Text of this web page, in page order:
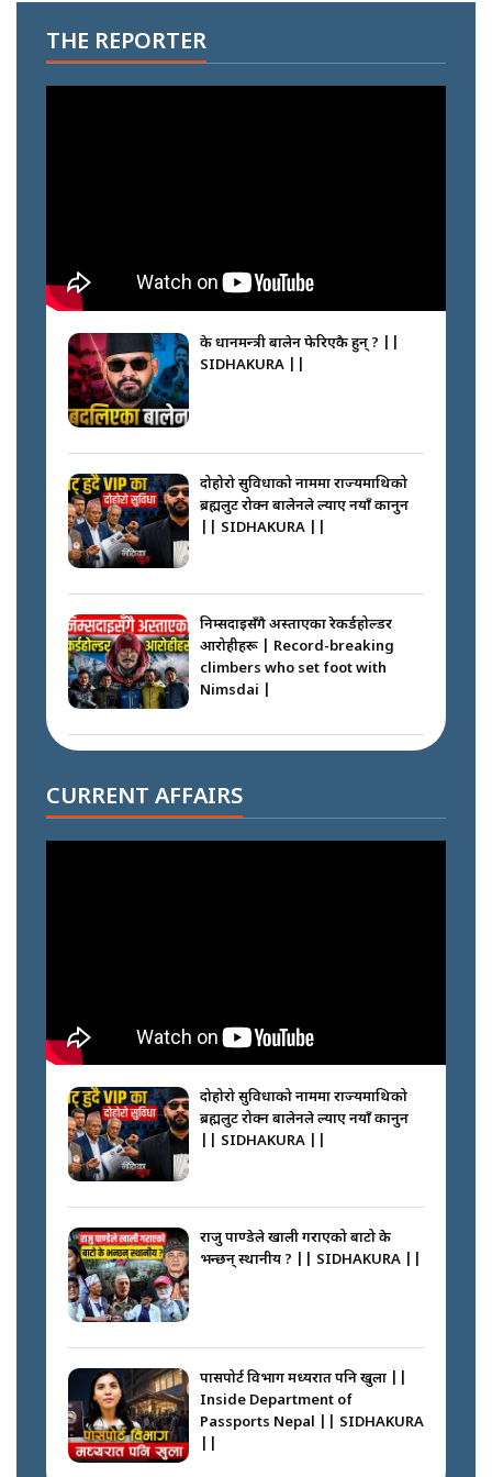
THE REPORTER
के प्रधानमन्त्री बालेन फेरिएकै हुन् ? ||
SIDHAKURA ||
दोहोरो सुविधाको नाममा राज्यमाथिको
ब्रह्मलुट रोक्न बालेनले ल्याए नयाँ कानुन
|| SIDHAKURA ||
निम्सदाइसँगै अस्ताएका रेकर्डहोल्डर
आरोहीहरू | Record-breaking
climbers who set foot with
Nimsdai |
अपराध श्रृङ्खला || SIDHAKURA ||
नेपालीलाई भरिया मात्र देख्ने दृष्टिकोण
बदलेका ‘निम्स दाई’ || SIDHAKURA
||
आगो निभाउने कि तेल थप्ने ? WHATS
HAPPENING IN MADHESH ? ||
भयो ? के के भयो ? || SUNSARI
CASE || SIDHAKURA || THE
REPORTER ||
CURRENT AFFAIRS
दोहोरो सुविधाको नाममा राज्यमाथिको
ब्रह्मलुट रोक्न बालेनले ल्याए नयाँ कानुन
|| SIDHAKURA ||
राजु पाण्डेले खाली गराएको बाटो के
भन्छन् स्थानीय ? || SIDHAKURA ||
पासपोर्ट विभाग मध्यरात पनि खुला ||
Inside Department of
Passports Nepal || SIDHAKURA